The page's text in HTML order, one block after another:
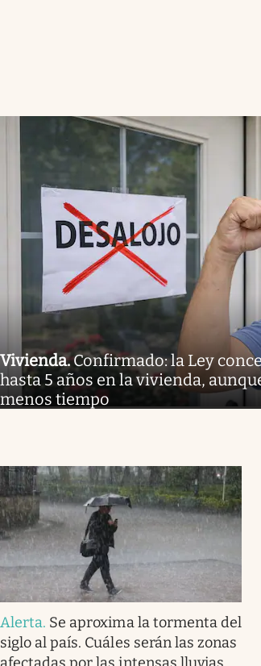
Vivienda.Confirmado: la Ley
hasta 5 años en la vivienda,
menos tiempo
Alerta. Se aproxima la tormenta del
siglo al país. Cuáles serán las zonas
afectadas por las intensas lluvias